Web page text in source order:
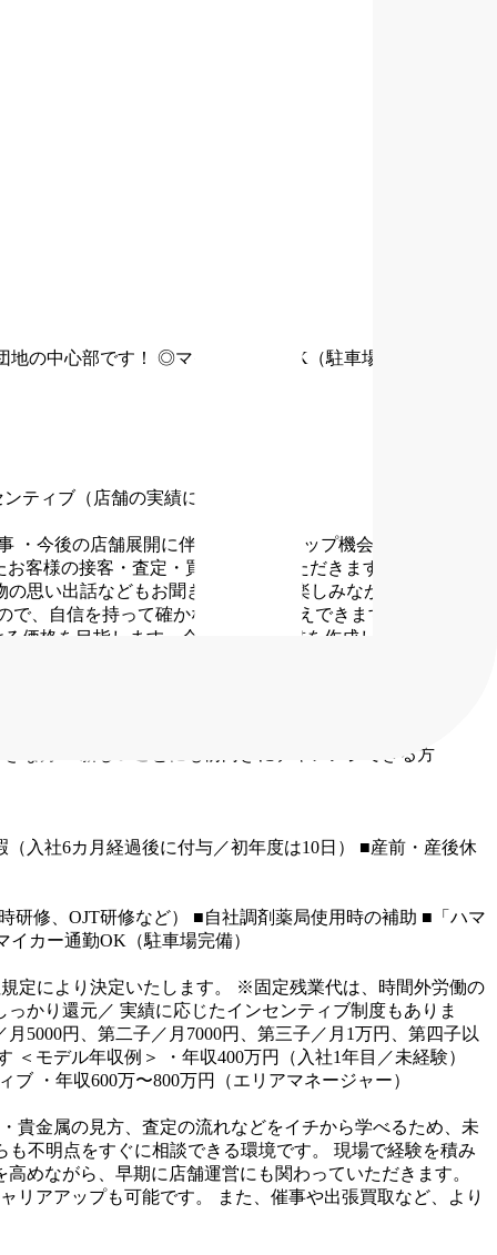
の中心部です！ ◎マイカー通勤OK（駐車場完備）
ティブ（店舗の実績に応じて付与）
・今後の店舗展開に伴うキャリアアップ機会あり
客様の接客・査定・買取を担当いただきます。
の思い出話などもお聞きし、会話を楽しみながら対応してい
、自信を持って確かな価値をお伝えできます。
価格を目指します。合意後は契約書を作成し、その場で現
・新しいことにも前向きにチャレンジできる方
（入社6カ月経過後に付与／初年度は10日） ■産前・産後休
研修、OJT研修など） ■自社調剤薬局使用時の補助 ■「ハマ
イカー通勤OK（駐車場完備）
定により決定いたします。
※固定残業代は、時間外労働の
っかり還元／ 実績に応じたインセンティブ制度もありま
5000円、第二子／月7000円、第三子／月1万円、第四子以
＜モデル年収例＞
・年収400万円（入社1年目／未経験）
ブ
・年収600万〜800万円（エリアマネージャー）
貴金属の見方、査定の流れなどをイチから学べるため、未
不明点をすぐに相談できる環境です。
現場で経験を積み
めながら、早期に店舗運営にも関わっていただきます。
リアアップも可能です。
また、催事や出張買取など、より